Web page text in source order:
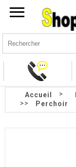
Accueil >
>>
Perchoir